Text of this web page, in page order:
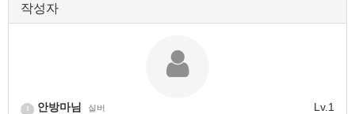
작성자
Lv.1
안방마님 실버